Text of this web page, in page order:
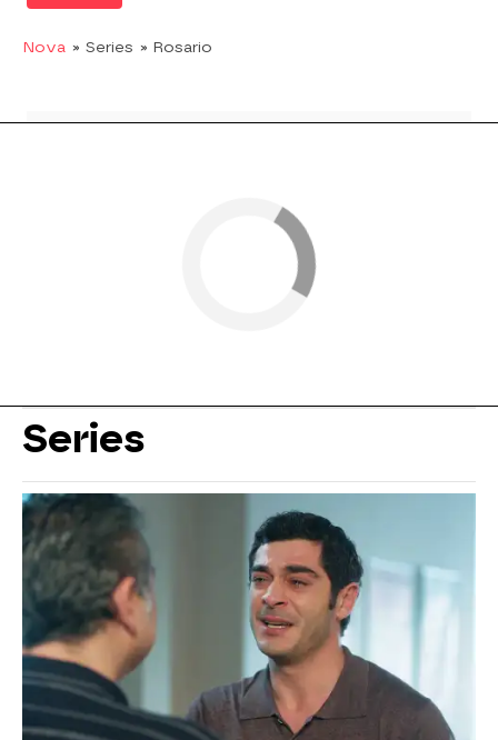
Nova » Series » Rosario
Series